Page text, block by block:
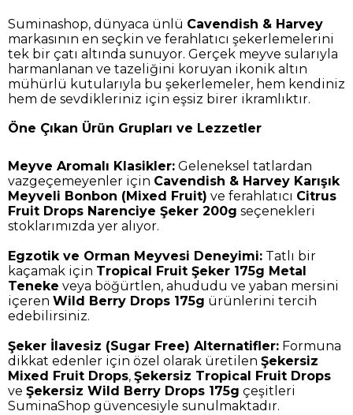
Suminashop, dünyaca ünlü Cavendish & Harvey
markasının en seçkin ve ferahlatıcı şekerlemelerini
tek bir çatı altında sunuyor. Gerçek meyve sularıyla
harmanlanan ve tazeliğini koruyan ikonik altın
mühürlü kutularıyla bu şekerlemeler, hem kendiniz
hem de sevdikleriniz için eşsiz birer ikramlıktır.
Öne Çıkan Ürün Grupları ve Lezzetler
Meyve Aromalı Klasikler: Geleneksel tatlardan
vazgeçemeyenler için Cavendish & Harvey Karışık
Meyveli Bonbon (Mixed Fruit) ve ferahlatıcı Citrus
Fruit Drops Narenciye Şeker 200g seçenekleri
stoklarımızda yer alıyor.
Egzotik ve Orman Meyvesi Deneyimi: Tatlı bir
kaçamak için Tropical Fruit Şeker 175g Metal
Teneke veya böğürtlen, ahududu ve yaban mersini
içeren Wild Berry Drops 175g ürünlerini tercih
edebilirsiniz.
Şeker İlavesiz (Sugar Free) Alternatifler: Formuna
dikkat edenler için özel olarak üretilen Şekersiz
Mixed Fruit Drops, Şekersiz Tropical Fruit Drops
ve Şekersiz Wild Berry Drops 175g çeşitleri
SuminaShop güvencesiyle sunulmaktadır.